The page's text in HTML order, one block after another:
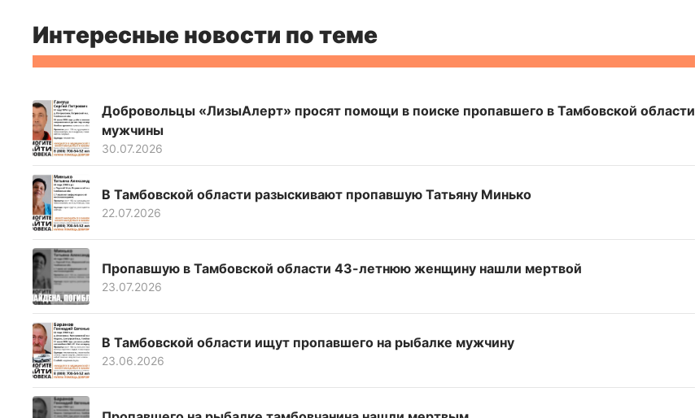
Интересные новости по теме
Добровольцы «ЛизыАлерт» просят помощи в поиске пропавшего в Тамбовской области
мужчины
30.07.2026
В Тамбовской области разыскивают пропавшую Татьяну Минько
22.07.2026
Пропавшую в Тамбовской области 43-летнюю женщину нашли мертвой
23.07.2026
В Тамбовской области ищут пропавшего на рыбалке мужчину
23.06.2026